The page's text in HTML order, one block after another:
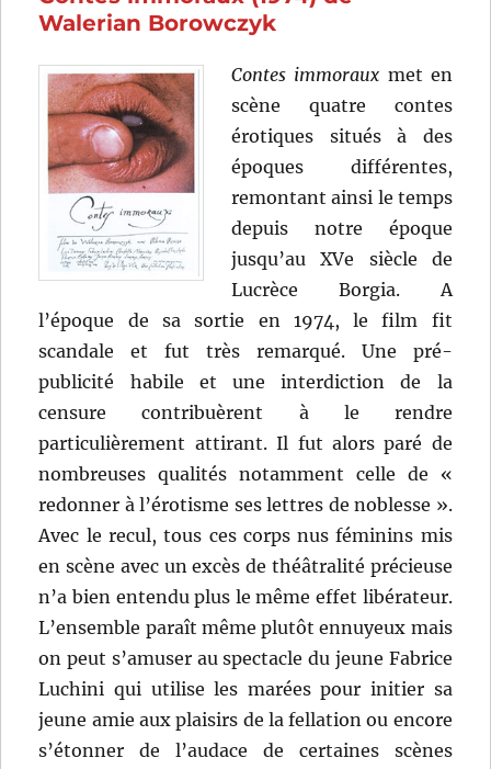
Whit
Walerian Borowczyk
Contes immoraux met en
scène quatre contes
érotiques situés à des
époques différentes,
remontant ainsi le temps
depuis notre époque
jusqu’au XVe siècle de
Lucrèce Borgia. A
l’époque de sa sortie en 1974, le film fit
scandale et fut très remarqué. Une pré-
publicité habile et une interdiction de la
censure contribuèrent à le rendre
particulièrement attirant. Il fut alors paré de
nombreuses qualités notamment celle de «
redonner à l’érotisme ses lettres de noblesse ».
Avec le recul, tous ces corps nus féminins mis
en scène avec un excès de théâtralité précieuse
n’a bien entendu plus le même effet libérateur.
L’ensemble paraît même plutôt ennuyeux mais
on peut s’amuser au spectacle du jeune Fabrice
Luchini qui utilise les marées pour initier sa
jeune amie aux plaisirs de la fellation ou encore
s’étonner de l’audace de certaines scènes